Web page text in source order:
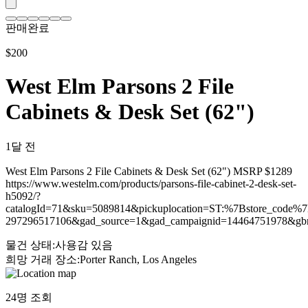
판매완료
$200
West Elm Parsons 2 File
Cabinets & Desk Set (62")
1달 전
West Elm Parsons 2 File Cabinets & Desk Set (62") MSRP $1289
https://www.westelm.com/products/parsons-file-cabinet-2-desk-set-
h5092/?
물건 상태 :사용감 있음
희망 거래 장소:Porter Ranch, Los Angeles
24명 조회